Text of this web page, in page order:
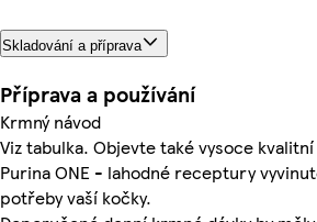
Skladování a příprava
Příprava a používání
Krmný návod
Viz tabulka. Objevte také vysoce
Purina ONE - lahodné receptury
potřeby vaší kočky.